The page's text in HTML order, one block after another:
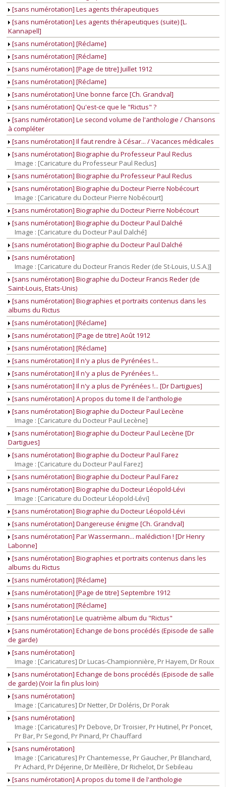
[sans numérotation] Les agents thérapeutiques
[sans numérotation] Les agents thérapeutiques (suite) [L.
Kannapell]
[sans numérotation] [Réclame]
[sans numérotation] [Réclame]
[sans numérotation] [Page de titre] Juillet 1912
[sans numérotation] [Réclame]
[sans numérotation] Une bonne farce [Ch. Grandval]
[sans numérotation] Qu'est-ce que le "Rictus" ?
[sans numérotation] Le second volume de l'anthologie / Chansons
à compléter
[sans numérotation] Il faut rendre à César... / Vacances médicales
[sans numérotation] Biographie du Professeur Paul Reclus
Image : [Caricature du Professeur Paul Reclus]
[sans numérotation] Biographie du Professeur Paul Reclus
[sans numérotation] Biographie du Docteur Pierre Nobécourt
Image : [Caricature du Docteur Pierre Nobécourt]
[sans numérotation] Biographie du Docteur Pierre Nobécourt
[sans numérotation] Biographie du Docteur Paul Dalché
Image : [Caricature du Docteur Paul Dalché]
[sans numérotation] Biographie du Docteur Paul Dalché
[sans numérotation]
Image : [Caricature du Docteur Francis Reder (de St-Louis, U.S.A.)]
[sans numérotation] Biographie du Docteur Francis Reder (de
Saint-Louis, Etats-Unis)
[sans numérotation] Biographies et portraits contenus dans les
albums du Rictus
[sans numérotation] [Réclame]
[sans numérotation] [Page de titre] Août 1912
[sans numérotation] [Réclame]
[sans numérotation] Il n'y a plus de Pyrénées !...
[sans numérotation] Il n'y a plus de Pyrénées !...
[sans numérotation] Il n'y a plus de Pyrénées !... [Dr Dartigues]
[sans numérotation] A propos du tome II de l'anthologie
[sans numérotation] Biographie du Docteur Paul Lecène
Image : [Caricature du Docteur Paul Lecène]
[sans numérotation] Biographie du Docteur Paul Lecène [Dr
Dartigues]
[sans numérotation] Biographie du Docteur Paul Farez
Image : [Caricature du Docteur Paul Farez]
[sans numérotation] Biographie du Docteur Paul Farez
[sans numérotation] Biographie du Docteur Léopold-Lévi
Image : [Caricature du Docteur Léopold-Lévi]
[sans numérotation] Biographie du Docteur Léopold-Lévi
[sans numérotation] Dangereuse énigme [Ch. Grandval]
[sans numérotation] Par Wassermann... malédiction ! [Dr Henry
Labonne]
[sans numérotation] Biographies et portraits contenus dans les
albums du Rictus
[sans numérotation] [Réclame]
[sans numérotation] [Page de titre] Septembre 1912
[sans numérotation] [Réclame]
[sans numérotation] Le quatrième album du "Rictus"
[sans numérotation] Echange de bons procédés (Episode de salle
de garde)
[sans numérotation]
Image : [Caricatures] Dr Lucas-Championnière, Pr Hayem, Dr Roux
[sans numérotation] Echange de bons procédés (Episode de salle
de garde) (Voir la fin plus loin)
[sans numérotation]
Image : [Caricatures] Dr Netter, Dr Doléris, Dr Porak
[sans numérotation]
Image : [Caricatures] Pr Debove, Dr Troisier, Pr Hutinel, Pr Poncet,
Pr Bar, Pr Segond, Pr Pinard, Pr Chauffard
[sans numérotation]
Image : [Caricatures] Pr Chantemesse, Pr Gaucher, Pr Blanchard,
Pr Achard, Pr Déjerine, Dr Meillère, Dr Richelot, Dr Sebileau
[sans numérotation] A propos du tome II de l'anthologie